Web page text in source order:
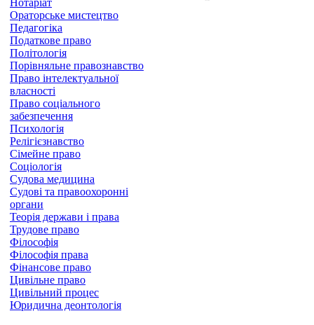
Нотаріат
Ораторське мистецтво
Педагогіка
Податкове право
Політологія
Порівняльне правознавство
Право інтелектуальної
власності
Право соціального
забезпечення
Психологія
Релігієзнавство
Сімейне право
Соціологія
Судова медицина
Судові та правоохоронні
органи
Теорія держави і права
Трудове право
Філософія
Філософія права
Фінансове право
Цивільне право
Цивільний процес
Юридична деонтологія